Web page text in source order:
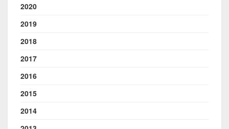
2020
2019
2018
2017
2016
2015
2014